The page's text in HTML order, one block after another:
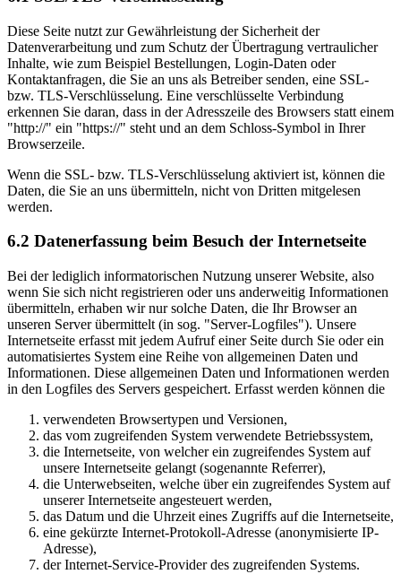
Diese Seite nutzt zur Gewährleistung der Sicherheit der
Datenverarbeitung und zum Schutz der Übertragung vertraulicher
Inhalte, wie zum Beispiel Bestellungen, Login-Daten oder
Kontaktanfragen, die Sie an uns als Betreiber senden, eine SSL-
bzw. TLS-Verschlüsselung. Eine verschlüsselte Verbindung
erkennen Sie daran, dass in der Adresszeile des Browsers statt einem
"http://" ein "https://" steht und an dem Schloss-Symbol in Ihrer
Browserzeile.
Wenn die SSL- bzw. TLS-Verschlüsselung aktiviert ist, können die
Daten, die Sie an uns übermitteln, nicht von Dritten mitgelesen
werden.
6.2 Datenerfassung beim Besuch der Internetseite
Bei der lediglich informatorischen Nutzung unserer Website, also
wenn Sie sich nicht registrieren oder uns anderweitig Informationen
übermitteln, erhaben wir nur solche Daten, die Ihr Browser an
unseren Server übermittelt (in sog. "Server-Logfiles"). Unsere
Internetseite erfasst mit jedem Aufruf einer Seite durch Sie oder ein
automatisiertes System eine Reihe von allgemeinen Daten und
Informationen. Diese allgemeinen Daten und Informationen werden
in den Logfiles des Servers gespeichert. Erfasst werden können die
verwendeten Browsertypen und Versionen,
das vom zugreifenden System verwendete Betriebssystem,
die Internetseite, von welcher ein zugreifendes System auf
unsere Internetseite gelangt (sogenannte Referrer),
die Unterwebseiten, welche über ein zugreifendes System auf
unserer Internetseite angesteuert werden,
das Datum und die Uhrzeit eines Zugriffs auf die Internetseite,
eine gekürzte Internet-Protokoll-Adresse (anonymisierte IP-
Adresse),
der Internet-Service-Provider des zugreifenden Systems.